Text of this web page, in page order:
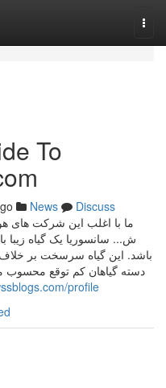
To
News
Discuss
ما با اغلب این شرکت های
ش... سانسوریا یک گیاه
باشد. این گیاه سرسخت بر خلاف
دسته گیاهان کم توقع محسوب
profile